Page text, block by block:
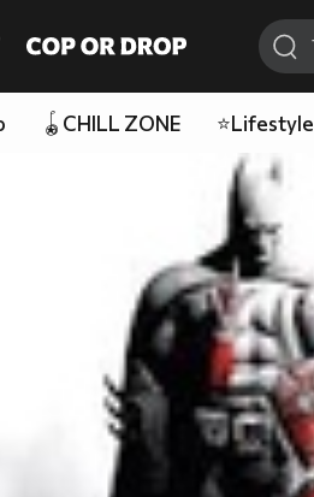
🪀CHILL ZONE ⭐Lifestyle